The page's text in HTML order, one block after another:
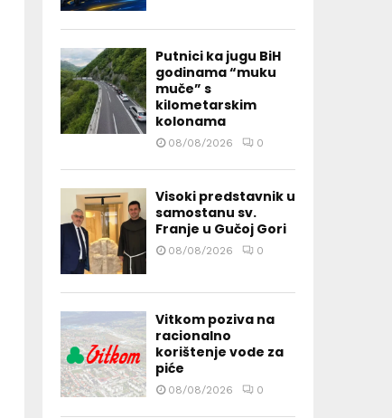
Putnici ka jugu BiH
godinama “muku
muče” s
kilometarskim
kolonama
08/08/2026 0
Visoki predstavnik u
samostanu sv.
Franje u Gučoj Gori
08/08/2026 0
Vitkom poziva na
racionalno
korištenje vode za
piće
08/08/2026 0